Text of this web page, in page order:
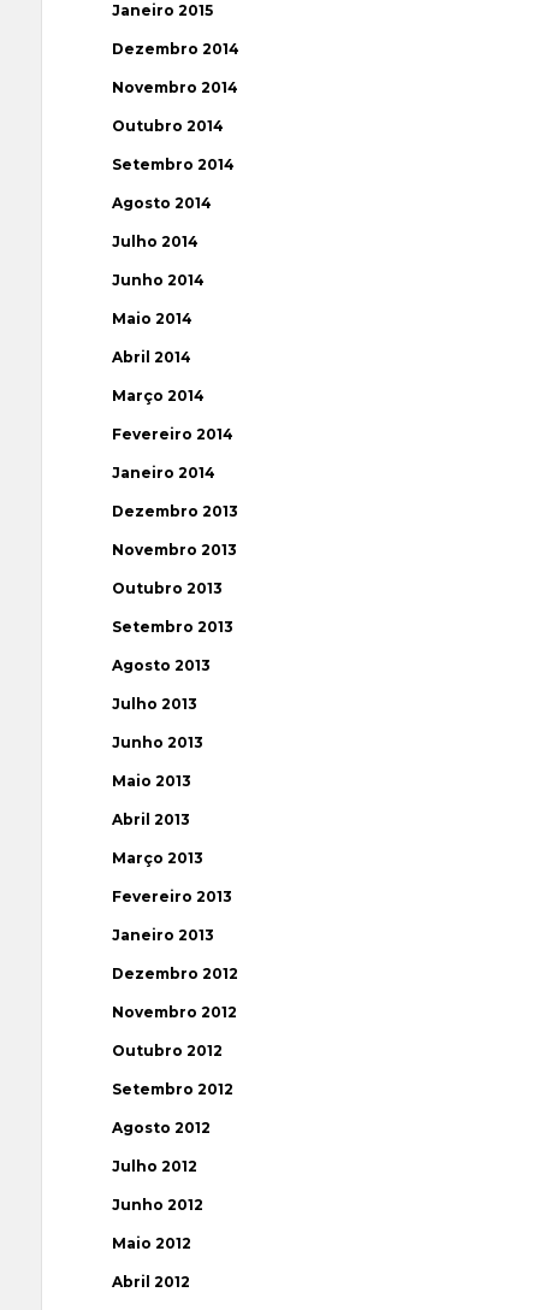
Janeiro 2015
Dezembro 2014
Novembro 2014
Outubro 2014
Setembro 2014
Agosto 2014
Julho 2014
Junho 2014
Maio 2014
Abril 2014
Março 2014
Fevereiro 2014
Janeiro 2014
Dezembro 2013
Novembro 2013
Outubro 2013
Setembro 2013
Agosto 2013
Julho 2013
Junho 2013
Maio 2013
Abril 2013
Março 2013
Fevereiro 2013
Janeiro 2013
Dezembro 2012
Novembro 2012
Outubro 2012
Setembro 2012
Agosto 2012
Julho 2012
Junho 2012
Maio 2012
Abril 2012